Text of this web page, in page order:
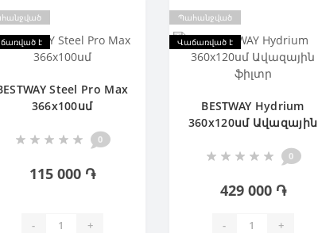
է
Steel Pro Max
366х100սմ
0
115 000 ֏
- +
Պահանջված
Վաճառված է
BESTWAY Hydrium
360х120սմ Ավազային
0
429 000 ֏
- +